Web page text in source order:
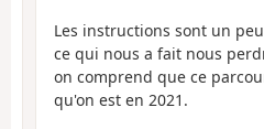
Les instructions sont un
ce qui nous a fait nous
on comprend que ce
qu'on est en 2021.